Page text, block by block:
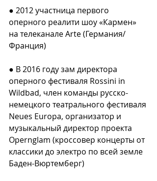
● 2012 участница первого
оперного реалити шоу «Кармен»
на телеканале Arte (Германия/
Франция)⠀
● В 2016 году зам директора
оперного фестиваля Rossini in
Wildbad, член команды русско-
немецкого театрального фестиваля
Neues Europa, организатор и
музыкальный директор проекта
Opernglam (кроссовер концерты от
классики до электро по всей земле
Баден-Вюртемберг)⠀